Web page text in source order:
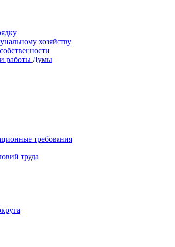
хозяйству
работы Думы
требования
труда